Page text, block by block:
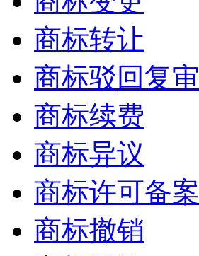
商标转让
商标驳回复审
商标续费
商标异议
商标许可备案
商标撤销